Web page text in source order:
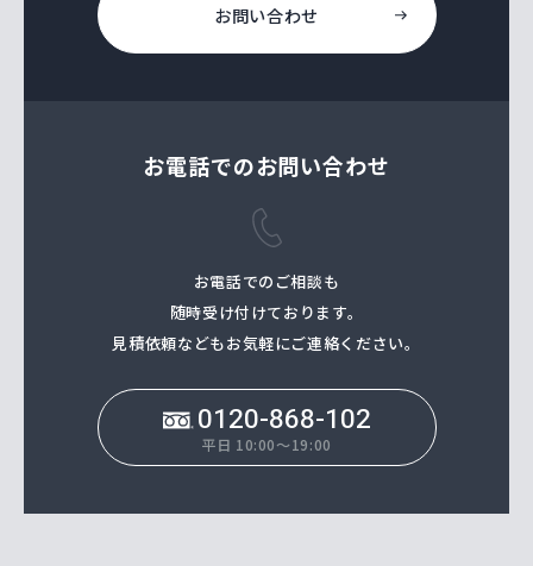
お問い合わせ
お電話でのお問い合わせ
お電話でのご相談も
随時受け付けております。
⾒積依頼などもお気軽にご連絡ください。
0120-868-102
平日 10:00～19:00